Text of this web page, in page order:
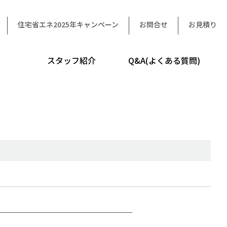
住宅省エネ2025年キャンペーン お問合せ お見積り
スタッフ紹介 Q&A(よくある質問)